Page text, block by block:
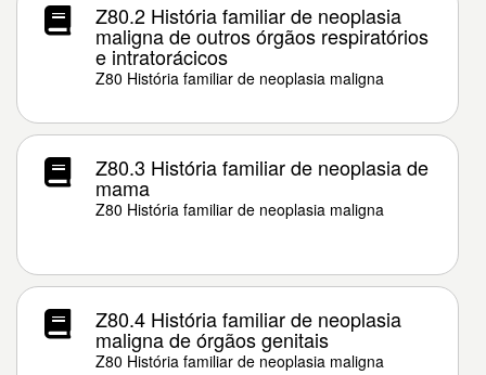
Z80.2 História familiar de neoplasia
maligna de outros órgãos respiratórios
e intratorácicos
Z80 História familiar de neoplasia maligna
Z80.3 História familiar de neoplasia de
mama
Z80 História familiar de neoplasia maligna
Z80.4 História familiar de neoplasia
maligna de órgãos genitais
Z80 História familiar de neoplasia maligna